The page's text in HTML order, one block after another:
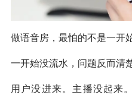
做语音房，最怕的不是一开
一开始没流水，问题反而清楚
用户没进来。主播没起来